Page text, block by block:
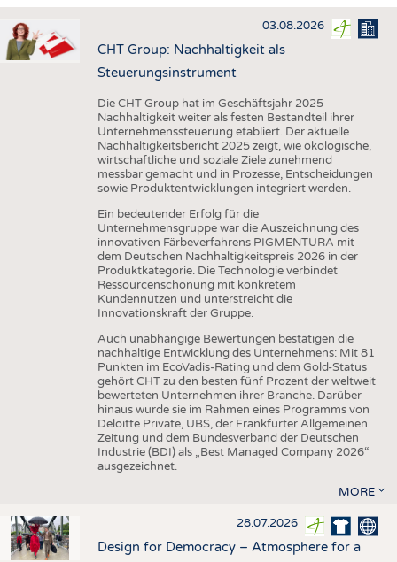
HAUS- UND HEIMTEXTILIEN
BEKLEIDUNG
AUSSCHREIBUNGEN
DTV AUSSCHREIBUNGSDIENST
STATISTICS
ADRESSEN & LINKS
PUBLIKATIONEN
BRANCHENTERMINE
03.08.2026
CHT Group: Nachhaltigkeit als
Steuerungsinstrument
Die CHT Group hat im Geschäftsjahr 2025
Nachhaltigkeit weiter als festen Bestandteil ihrer
Unternehmenssteuerung etabliert. Der aktuelle
Nachhaltigkeitsbericht 2025 zeigt, wie ökologische,
wirtschaftliche und soziale Ziele zunehmend
messbar gemacht und in Prozesse, Entscheidungen
sowie Produktentwicklungen integriert werden.
Ein bedeutender Erfolg für die
Unternehmensgruppe war die Auszeichnung des
innovativen Färbeverfahrens PIGMENTURA mit
dem Deutschen Nachhaltigkeitspreis 2026 in der
Produktkategorie. Die Technologie verbindet
Ressourcenschonung mit konkretem
Kundennutzen und unterstreicht die
Innovationskraft der Gruppe.
Auch unabhängige Bewertungen bestätigen die
nachhaltige Entwicklung des Unternehmens: Mit 81
Punkten im EcoVadis-Rating und dem Gold-Status
gehört CHT zu den besten fünf Prozent der weltweit
bewerteten Unternehmen ihrer Branche. Darüber
hinaus wurde sie im Rahmen eines Programms von
Deloitte Private, UBS, der Frankfurter Allgemeinen
Zeitung und dem Bundesverband der Deutschen
Industrie (BDI) als „Best Managed Company 2026“
ausgezeichnet.
MORE
28.07.2026
Design for Democracy – Atmosphere for a